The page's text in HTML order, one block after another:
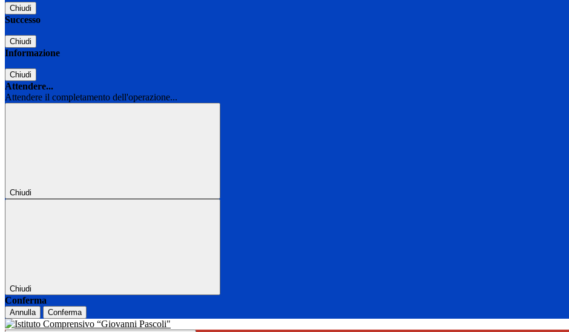
Chiudi
Successo
Chiudi
Informazione
Chiudi
Attendere...
Attendere il completamento dell'operazione...
Chiudi
Chiudi
Conferma
Annulla Conferma